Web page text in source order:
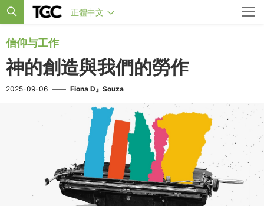
正體中文
信仰与工作
神的創造與我們的勞作
2025-09-06 —— Fiona D』Souza